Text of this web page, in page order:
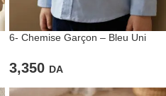
6- Chemise Garçon – Bleu Uni
3,350 DA